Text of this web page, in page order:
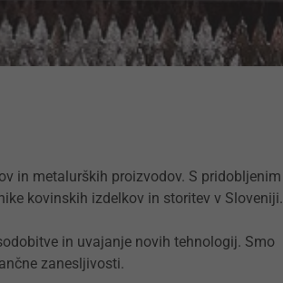
in metalurških proizvodov. S pridobljenim
kovinskih izdelkov in storitev v Sloveniji.
in uvajanje novih tehnologij. Smo
zanesljivosti.